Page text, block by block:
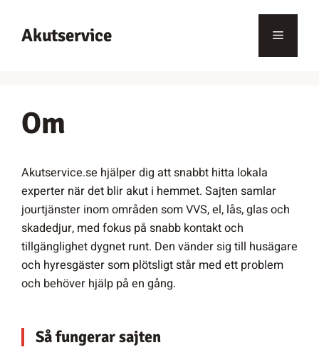
innehåll
Akutservice Meny
Om
Akutservice.se hjälper dig att snabbt hitta lokala
experter när det blir akut i hemmet. Sajten samlar
jourtjänster inom områden som VVS, el, lås, glas och
skadedjur, med fokus på snabb kontakt och
tillgänglighet dygnet runt. Den vänder sig till husägare
och hyresgäster som plötsligt står med ett problem
och behöver hjälp på en gång.
Så fungerar sajten